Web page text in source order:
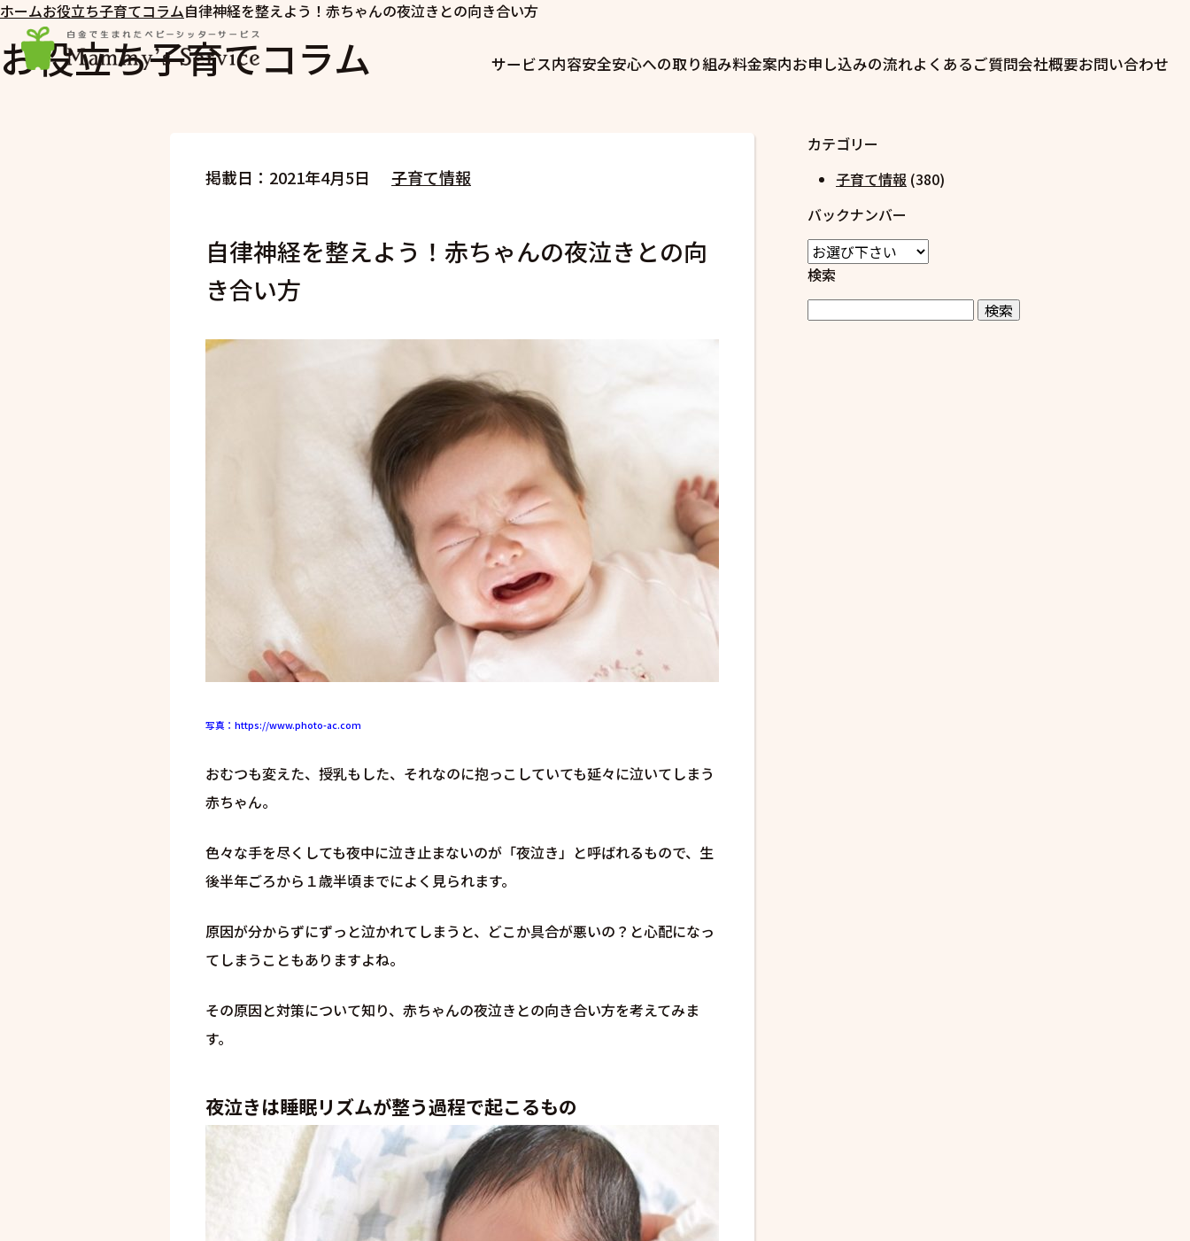
サービス内容安全安心への取り組み料金案内お申し込みの流れよくあるご質問会社概要お問い合わせ
ホームお役立ち子育てコラム自律神経を整えよう！赤ちゃんの夜泣きとの向き合い方
お役立ち子育てコラム
掲載日：2021年4月5日 子育て情報
自律神経を整えよう！赤ちゃんの夜泣きとの向
き合い方
写真：https://www.photo-ac.com
おむつも変えた、授乳もした、それなのに抱っこしていても延々に泣いてしまう
赤ちゃん。
色々な手を尽くしても夜中に泣き止まないのが「夜泣き」と呼ばれるもので、生
後半年ごろから１歳半頃までによく見られます。
原因が分からずにずっと泣かれてしまうと、どこか具合が悪いの？と心配になっ
てしまうこともありますよね。
その原因と対策について知り、赤ちゃんの夜泣きとの向き合い方を考えてみま
す。
夜泣きは睡眠リズムが整う過程で起こるもの
カテゴリー
子育て情報 (380)
バックナンバー
検索